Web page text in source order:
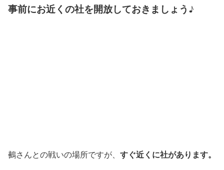
事前にお近くの社を開放しておきましょう♪
鵺さんとの戦いの場所ですが、 すぐ近くに社があります。